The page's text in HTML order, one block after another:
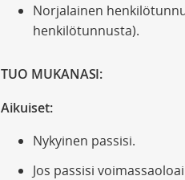
Norjalainen
henkilötunnusta).
TUO MUKANASI:
Aikuiset:
Nykyinen passisi.
Jos passisi